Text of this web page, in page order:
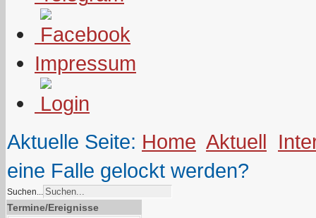
Impressum
Aktuelle Seite: Home Aktuell
eine Falle gelockt werden?
Suchen...
Termine/Ereignisse